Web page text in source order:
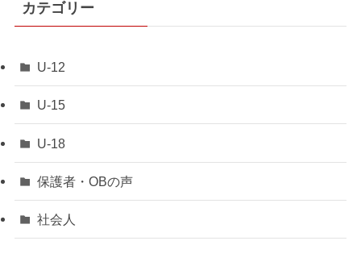
カテゴリー
U-12
U-15
U-18
保護者・OBの声
社会人